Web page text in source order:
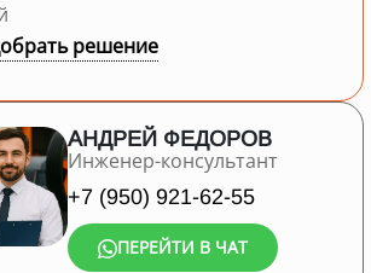
решение
АНДРЕЙ ФЕДОРОВ
Инженер-консультант
+7 (950) 921-62-55
ПЕРЕЙТИ В ЧАТ